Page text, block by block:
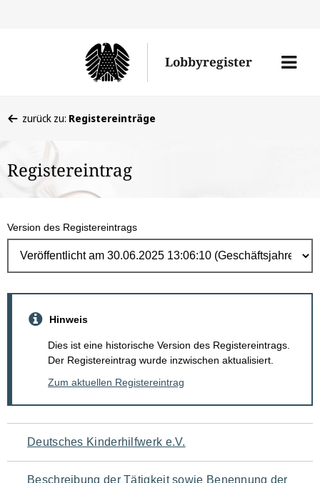
Lobbyregister
Menü
befinden
hier:
zurück zu: Registereinträge
Registereintrag
Version des Registereintrags
Hinweis
Dies ist eine historische Version des Registereintrags.
Der Registereintrag wurde inzwischen aktualisiert.
Zum aktuellen Registereintrag
Navigation
für
Deutsches Kinderhilfwerk e.V.
Beschreibung der Tätigkeit sowie Benennung der